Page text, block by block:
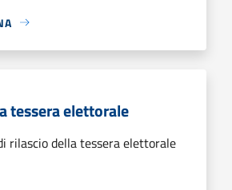
tessera elettorale
rilascio della tessera elettorale